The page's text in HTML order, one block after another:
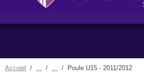
Accueil Poule U15 - 2011/2012